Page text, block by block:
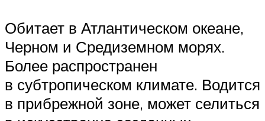
Обитает в Атлантическом океане,
Черном и Средиземном морях.
Более распространен
в субтропическом климате. Водится
в прибрежной зоне, может селиться